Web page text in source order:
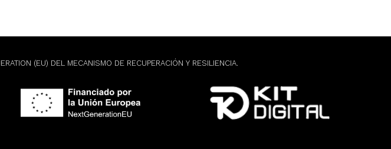
(EU) DEL MECANISMO DE RECUPERACIÓN Y RESILIENCIA.